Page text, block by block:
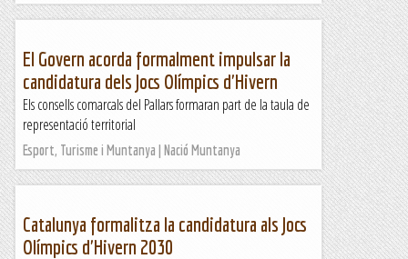
El Govern acorda formalment impulsar la
candidatura dels Jocs Olímpics d'Hivern
Els consells comarcals del Pallars formaran part de la taula de
representació territorial
Esport, Turisme i Muntanya | Nació Muntanya
Catalunya formalitza la candidatura als Jocs
Olímpics d'Hivern 2030